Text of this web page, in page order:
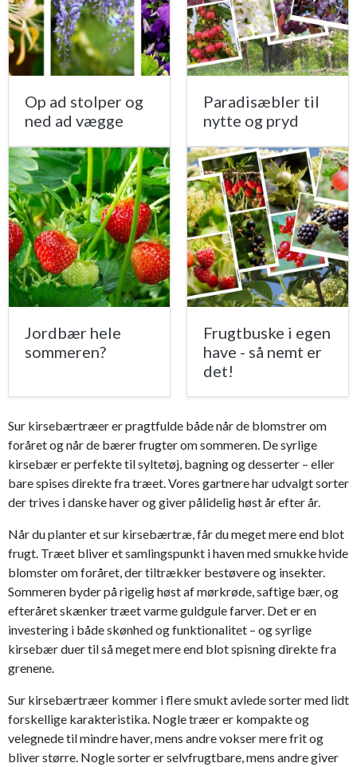
Op ad stolper og
ned ad vægge
Paradisæbler til
nytte og pryd
Jordbær hele
sommeren?
Frugtbuske i egen
have - så nemt er
det!
Sur kirsebærtræer er pragtfulde både når de blomstrer om
foråret og når de bærer frugter om sommeren. De syrlige
kirsebær er perfekte til syltetøj, bagning og desserter – eller
bare spises direkte fra træet. Vores gartnere har udvalgt sorter
der trives i danske haver og giver pålidelig høst år efter år.
Når du planter et sur kirsebærtræ, får du meget mere end blot
frugt. Træet bliver et samlingspunkt i haven med smukke hvide
blomster om foråret, der tiltrækker bestøvere og insekter.
Sommeren byder på rigelig høst af mørkrøde, saftige bær, og
efteråret skænker træet varme guldgule farver. Det er en
investering i både skønhed og funktionalitet – og syrlige
kirsebær duer til så meget mere end blot spisning direkte fra
grenene.
Sur kirsebærtræer kommer i flere smukt avlede sorter med lidt
forskellige karakteristika. Nogle træer er kompakte og
velegnede til mindre haver, mens andre vokser mere frit og
bliver større. Nogle sorter er selvfrugtbare, mens andre giver